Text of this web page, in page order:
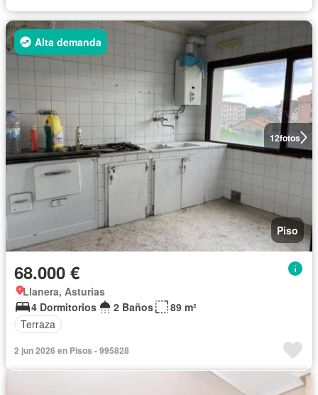
12fotos
Alta demanda
Piso
68.000 €
Llanera, Asturias
4 Dormitorios
2 Baños
89 m²
Terraza
2 jun 2026 en Pisos - 995828